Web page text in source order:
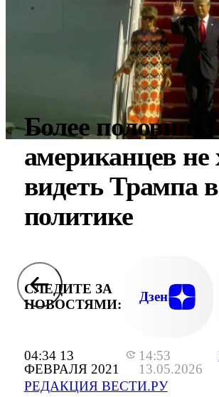
04:34 13
ФЕВРАЛЯ 2021
14:53
13.05.2026
РЕДАКЦИЯ ВЕСТИ.РУ
Более половины
американцев не
видеть Трампа в
политике
СЛЕДИТЕ ЗА
НОВОСТЯМИ:
Дзен